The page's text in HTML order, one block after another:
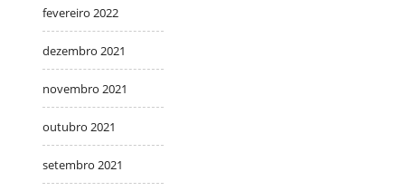
fevereiro 2022
dezembro 2021
novembro 2021
outubro 2021
setembro 2021